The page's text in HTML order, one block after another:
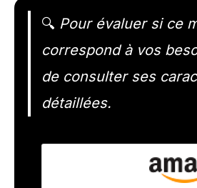
🔍 Pour évaluer si ce
correspond à vos
de consulter ses
détaillées.